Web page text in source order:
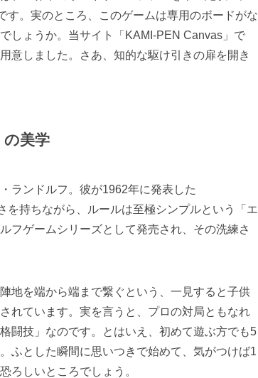
。実のところ、このゲームは専用のボードがな
しょうか。当サイト「KAMI-PEN Canvas」で
意しました。さあ、知的な駆け引きの扉を開き
の美学
ランドルフ。彼が1962年に発表した
を持ちながら、ルールは至極シンプルという「エ
フゲームシリーズとして発売され、その洗練さ
地を端から端まで繋ぐという、一見すると子供
れています。実を言うと、プロの対局ともなれ
闘技」なのです。とはいえ、初めて遊ぶ方でも5
ふとした瞬間に思いつきで始めて、気がつけば1
ろしいところでしょう。